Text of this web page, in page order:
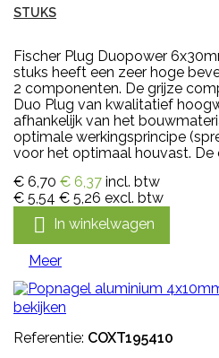
STUKS
Fischer Plug Duopower
stuks heeft een zeer hoge
2 componenten. De grijze
Duo Plug van kwalitatief
afhankelijk van het
optimale werkingsprincipe
voor het optimaal houvast. De
€ 6,70 € 6,37 incl. btw
€ 5,54 € 5,26 excl. btw
 In winkelwagen
Meer
bekijken
Referentie: COXT195410